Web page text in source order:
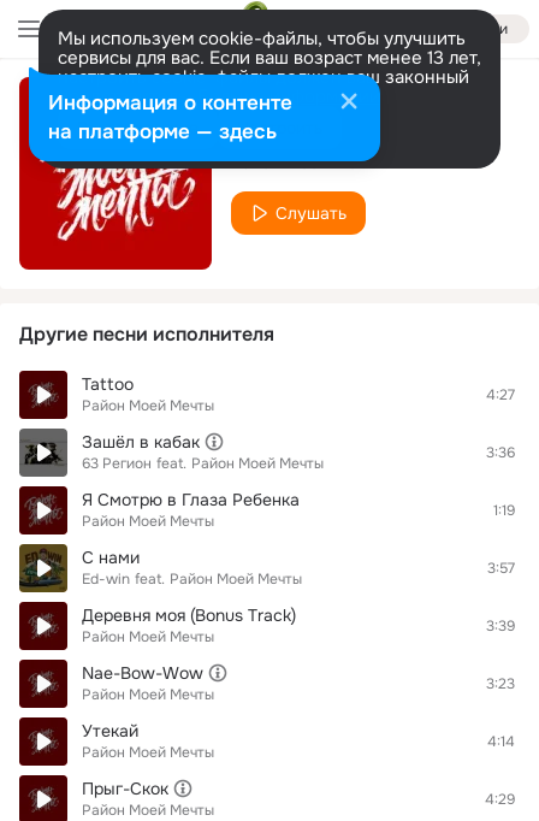
Войти
Мы используем cookie-файлы, чтобы улучшить
сервисы для вас. Если ваш возраст менее 13 лет,
настроить cookie-файлы должен ваш законный
представитель. Больше информации
Разрешить все Настроить
Русский Язык
Район Моей Мечты
Слушать
Другие песни исполнителя
Tattoo
Район Моей Мечты
4:27
Зашёл в кабак
63 Регион feat. Район Моей Мечты
3:36
Я Смотрю в Глаза Ребенка
Район Моей Мечты
1:19
С нами
Ed-win feat. Район Моей Мечты
3:57
Деревня моя (Bonus Track)
Район Моей Мечты
3:39
Nae-Bow-Wow
Район Моей Мечты
3:23
Утекай
Район Моей Мечты
4:14
Прыг-Скок
Район Моей Мечты
4:29
Информация о контенте
на платформе — здесь